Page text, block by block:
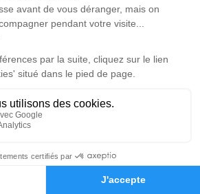
Hommages
2026 à 15h00
de-Rivière
de-Rivière
Je rends hommage